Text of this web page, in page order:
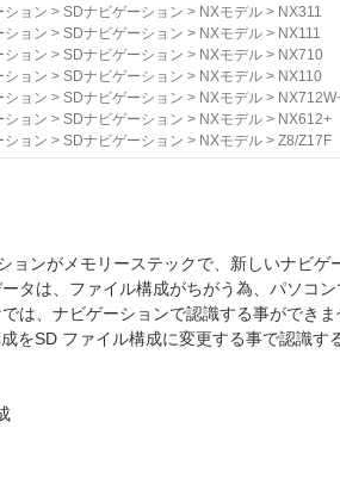
ション > SDナビゲーション > NXモデル > NX311
ション > SDナビゲーション > NXモデル > NX111
ション > SDナビゲーション > NXモデル > NX710
ション > SDナビゲーション > NXモデル > NX110
ション > SDナビゲーション > NXモデル >
ション > SDナビゲーション > NXモデル > NX612+
ション > SDナビゲーション > NXモデル > Z8/Z17F
ョンがメモリーステックで、新しいナビゲ
タは、ファイル構成がちがう為、パソコン
は、ナビゲーションで認識する事ができま
をSD ファイル構成に変更する事で認識す